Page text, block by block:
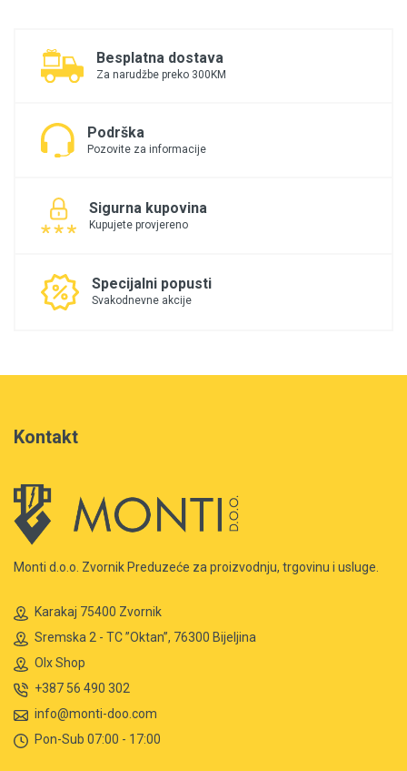
Besplatna dostava
Za narudžbe preko 300KM
Podrška
Pozovite za informacije
Sigurna kupovina
Kupujete provjereno
Specijalni popusti
Svakodnevne akcije
Kontakt
Monti d.o.o. Zvornik Preduzeće za proizvodnju, trgovinu i usluge.
Karakaj 75400 Zvornik
Sremska 2 - TC ”Oktan”, 76300 Bijeljina
Olx Shop
+387 56 490 302
info@monti-doo.com
Pon-Sub 07:00 - 17:00